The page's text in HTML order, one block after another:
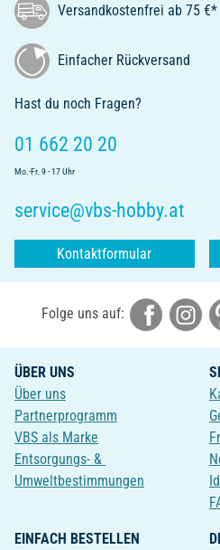
Versandkostenfrei ab 75 €*
Einfacher Rückversand
Hast du noch Fragen?
01 662 20 20
Mo.-Fr. 9 - 17 Uhr
service@vbs-hobby.at
Kontaktformular
Folge uns auf:
ÜBER UNS
Über uns
Partnerprogramm
VBS als Marke
Entsorgungs- &
Umweltbestimmungen
EINFACH BESTELLEN